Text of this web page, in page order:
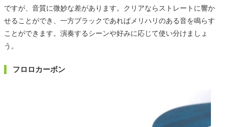
ですが、音質に微妙な差があります。クリアならストレートに響か
せることができ、一方ブラックであればメリハリのある音を鳴らす
ことができます。演奏するシーンや好みに応じて使い分けましょ
う。
フロロカーボン